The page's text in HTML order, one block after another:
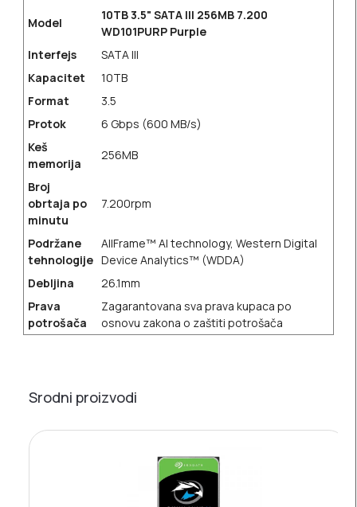
Model
10TB 3.5" SATA III 256MB 7.200
WD101PURP Purple
Interfejs
SATA III
Kapacitet
10TB
Format
3.5
Protok
6 Gbps (600 MB/s)
Keš
memorija
256MB
Broj
obrtaja po
minutu
7.200rpm
Podržane
tehnologije
AllFrame™ AI technology, Western Digital
Device Analytics™ (WDDA)
Debljina
26.1mm
Prava
potrošača
Zagarantovana sva prava kupaca po
osnovu zakona o zaštiti potrošača
Srodni proizvodi